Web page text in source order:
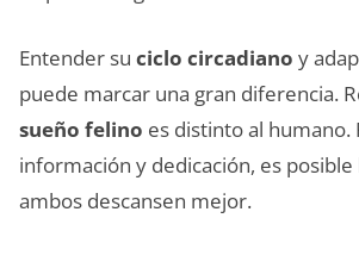
Entender su ciclo circadiano y
puede marcar una gran diferencia.
sueño felino es distinto al humano.
información y dedicación, es
ambos descansen mejor.